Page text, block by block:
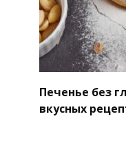
Печенье без
вкусных